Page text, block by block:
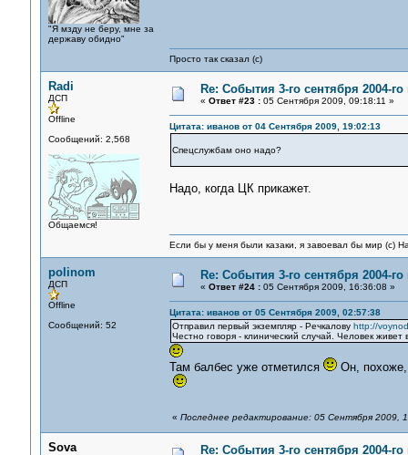
"Я мзду не беру, мне за
державу обидно"
Просто так сказал (с)
Radi
ДСП
Offline
Сообщений: 2,568
Общаемся!
Re: События 3-го сентября 2004-
« Ответ #23 :05 Сентября 2009, 09:18:11 »
Цитата: иванов от 04 Сентября 2009, 19:02:13
Спецслужбам оно надо?
Надо, когда ЦК прикажет.
Если бы у меня были казаки, я завоевал бы мир (с)
polinom
ДСП
Offline
Сообщений: 52
Re: События 3-го сентября 2004-
« Ответ #24 :05 Сентября 2009, 16:36:08 »
Цитата: иванов от 05 Сентября 2009, 02:57:38
Отправил первый экземпляр - Речкалову http://
Честно говоря - клинический случай. Человек живет
Там балбес уже отметился Он, похоже,
« Последнее редактирование: 05 Сентября 2009,
Sova Re: События 3-го сентября 2004-